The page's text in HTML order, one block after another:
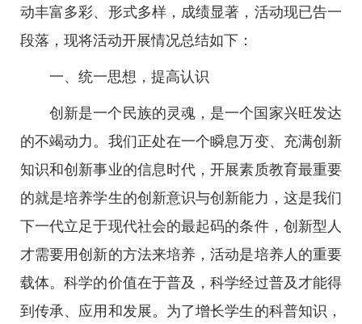
动丰富多彩、形式多样，成绩显著，活动现已告一
段落，现将活动开展情况总结如下：
一、统一思想，提高认识
创新是一个民族的灵魂，是一个国家兴旺发达
的不竭动力。我们正处在一个瞬息万变、充满创新
知识和创新事业的信息时代，开展素质教育最重要
的就是培养学生的创新意识与创新能力，这是我们
下一代立足于现代社会的最起码的条件，创新型人
才需要用创新的方法来培养，活动是培养人的重要
载体。科学的价值在于普及，科学经过普及才能得
到传承、应用和发展。为了增长学生的科普知识，